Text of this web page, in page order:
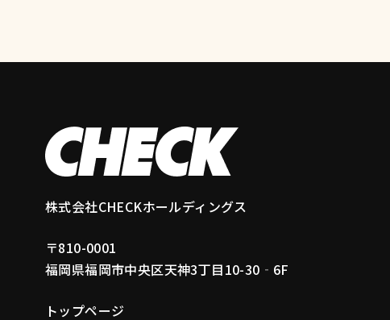
株式会社CHECKホールディングス
〒810-0001
福岡県福岡市中央区天神3丁目10-30‐6F
トップページ